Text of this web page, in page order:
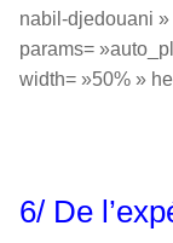
nabil-djedouani »
params=
width= »50% »
6/ De